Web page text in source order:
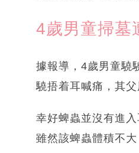
4歲男童掃墓
據報導，4歲男童驍
驍捂着耳喊痛，其
幸好蜱蟲並沒有進
雖然該蜱蟲體積不